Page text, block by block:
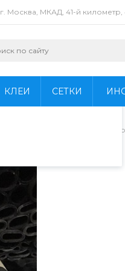
и
.
г. Москва, МКАД, 41-й километр,
КЛЕИ СЕТКИ